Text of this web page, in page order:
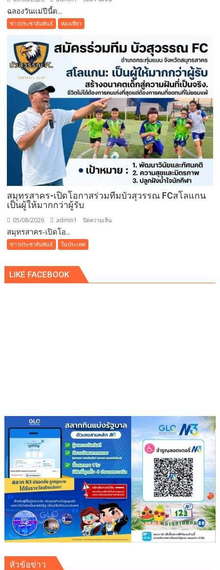
ปี
นี้
บุฟเฟต์
มื้อ
กลาง
วัน
ที่มา
พร้อม
ล็อบสเตอร์
ภูเก็ต
ย่าง
รส
ณ
ฉลองวันแม่ปีนี้ด...
ข่าวประชาสัมพันธ์ ท่องเที่ยว
สมุทรสาคร-เปิดโอกาสร่วมทีมบัวสุวรรณ FCสโลแกน
เป็นผู้ให้มากกว่าผู้รับ
05/08/2026 admin1 ปิดความเห็น
บัว
สมุทรสาคร-เปิดโอ...
ข่าวประชาสัมพันธ์ ในประเทศ
LIKE FACEBOOK
หัวข้อข่าว